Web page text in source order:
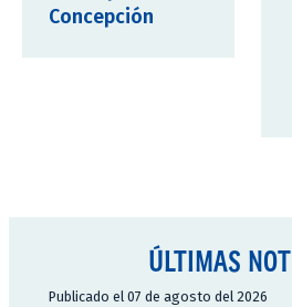
Concepción
ÚLTIMAS
Publicado el 07 de agosto del 2026